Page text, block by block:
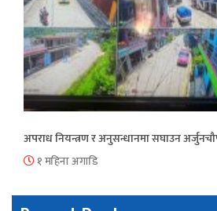
अपराध नियन्त्रण र अनुसन्धानमा सघाउन
१ महिना अगाडि